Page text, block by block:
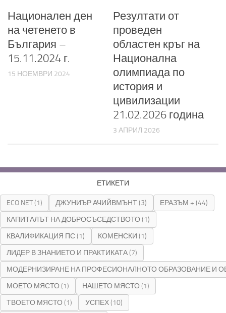
Национален ден
на четенето в
България –
15.11.2024 г.
15 НОЕМВРИ 2024
Резултати от
проведен
областен кръг на
Национална
олимпиада по
история и
цивилизации
21.02.2026 година
3 АПРИЛ 2026
ЕТИКЕТИ
ECO NET(1) ДЖУНИЪР АЧИЙВМЪНТ(3) ЕРАЗЪМ + (44)
КАПИТАЛЪТ НА ДОБРОСЪСЕДСТВОТО (1)
КВАЛИФИКАЦИЯ ПС(1) КОМЕНСКИ (1)
ЛИДЕР В ЗНАНИЕТО И ПРАКТИКАТА(7)
МОДЕРНИЗИРАНЕ НА ПРОФЕСИОНАЛНОТО ОБРАЗОВАНИЕ И
МОЕТО МЯСТО (1) НАШЕТО МЯСТО (1)
ТВОЕТО МЯСТО (1) УСПЕХ(10)